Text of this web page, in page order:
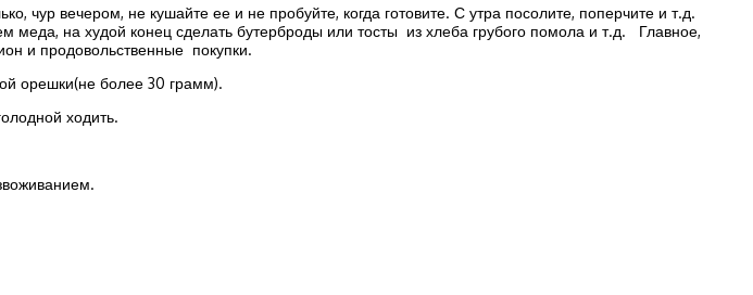
чур вечером, не кушайте ее и не пробуйте, когда готовите. С утра посолите, поперчите и т.д.
меда, на худой конец сделать бутерброды или тосты из хлеба грубого помола и т.д. Главное,
и продовольственные покупки.
орешки(не более 30 грамм).
ходить.